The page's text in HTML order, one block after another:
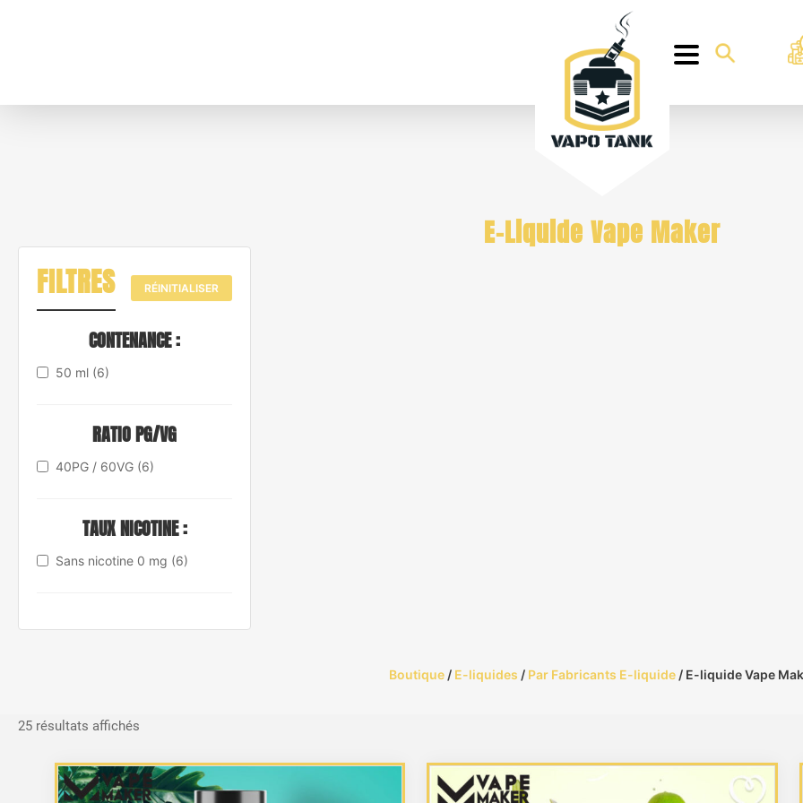
E-Liquide Vape Maker
FILTRES RÉINITIALISER
CONTENANCE :
50 ml (6)
RATIO PG/VG
40PG / 60VG (6)
TAUX NICOTINE :
Sans nicotine 0 mg (6)
Boutique/ E-liquides / Par Fabricants E-liquide/ E-liquide Vape
25 résultats affichés
plus
récent